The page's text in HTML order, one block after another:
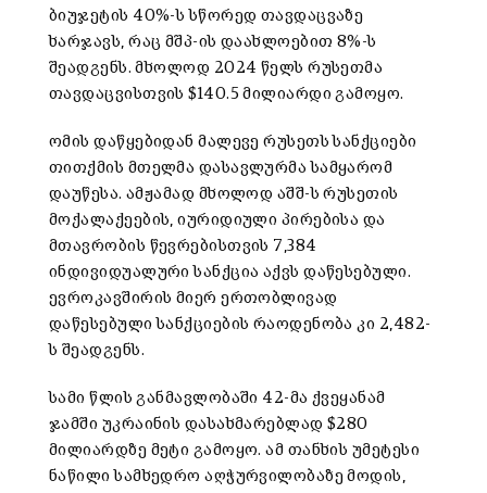
ბიუჯეტის 40%-ს სწორედ თავდაცვაზე
ხარჯავს, რაც მშპ-ის დაახლოებით 8%-ს
შეადგენს. მხოლოდ 2024 წელს რუსეთმა
თავდაცვისთვის $140.5 მილიარდი გამოყო.
ომის დაწყებიდან მალევე რუსეთს სანქციები
თითქმის მთელმა დასავლურმა სამყარომ
დაუწესა. ამჟამად მხოლოდ აშშ-ს რუსეთის
მოქალაქეების, იურიდიული პირებისა და
მთავრობის წევრებისთვის 7,384
ინდივიდუალური სანქცია აქვს დაწესებული.
ევროკავშირის მიერ ერთობლივად
დაწესებული სანქციების რაოდენობა კი 2,482-
ს შეადგენს.
სამი წლის განმავლობაში 42-მა ქვეყანამ
ჯამში უკრაინის დასახმარებლად $280
მილიარდზე მეტი გამოყო. ამ თანხის უმეტესი
ნაწილი სამხედრო აღჭურვილობაზე მოდის,